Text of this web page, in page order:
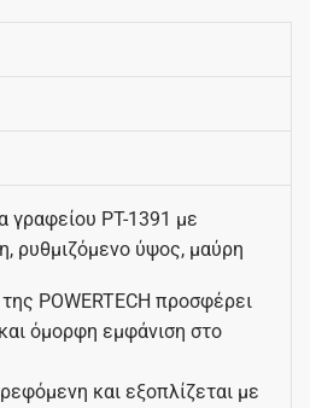
γραφείου PT-1391 με
ρυθμιζόμενο ύψος, μαύρη
POWERTECH προσφέρει
όμορφη εμφάνιση στο
και εξοπλίζεται με